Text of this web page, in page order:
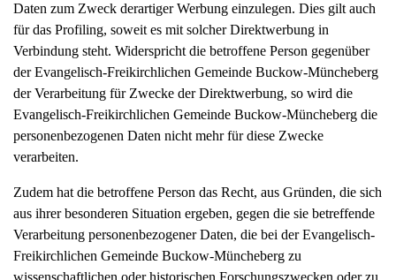
Daten zum Zweck derartiger Werbung einzulegen. Dies gilt auch
für das Profiling, soweit es mit solcher Direktwerbung in
Verbindung steht. Widerspricht die betroffene Person gegenüber
der Evangelisch-Freikirchlichen Gemeinde Buckow-Müncheberg
der Verarbeitung für Zwecke der Direktwerbung, so wird die
Evangelisch-Freikirchlichen Gemeinde Buckow-Müncheberg die
personenbezogenen Daten nicht mehr für diese Zwecke
verarbeiten.
Zudem hat die betroffene Person das Recht, aus Gründen, die sich
aus ihrer besonderen Situation ergeben, gegen die sie betreffende
Verarbeitung personenbezogener Daten, die bei der Evangelisch-
Freikirchlichen Gemeinde Buckow-Müncheberg zu
wissenschaftlichen oder historischen Forschungszwecken oder zu